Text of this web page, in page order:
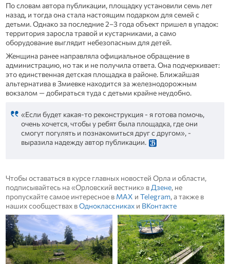
По словам автора публикации, площадку установили семь лет
назад, и тогда она стала настоящим подарком для семей с
детьми. Однако за последние 2–3 года объект пришел в упадок:
территория заросла травой и кустарниками, а само
оборудование выглядит небезопасным для детей.
Женщина ранее направляла официальное обращение в
администрацию, но так и не получила ответа. Она подчеркивает:
это единственная детская площадка в районе. Ближайшая
альтернатива в Змиевке находится за железнодорожным
вокзалом — добираться туда с детьми крайне неудобно.
«Если будет какая-то реконструкция - я готова помочь,
очень хочется, чтобы у ребят была площадка, где они
смогут погулять и познакомиться друг с другом», -
выразила надежду автор публикации.
Чтобы оставаться в курсе главных новостей Орла и области,
подписывайтесь на «Орловский вестник» в Дзене, не
пропускайте самое интересное в MAX и Telegram, а также в
наших сообществах вОдноклассникахи ВКонтакте